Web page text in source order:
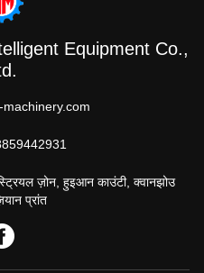
Equipment Co.,
machinery.com
ज़ोन, हुइआन काउंटी, क्वानझोउ
प्रांत